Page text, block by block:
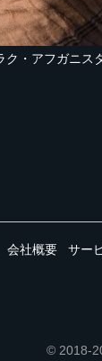
ク・アフガニス
会社概要 サー
© 2018-